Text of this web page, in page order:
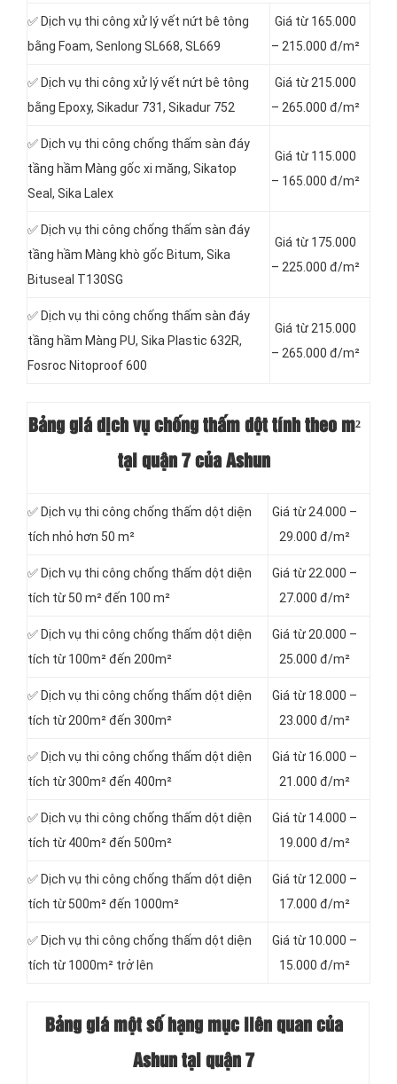
✅ Dịch vụ thi công xử lý vết nứt bê tông
bằng Foam, Senlong SL668, SL669
Giá từ 165.000
– 215.000 đ/m²
✅ Dịch vụ thi công xử lý vết nứt bê tông
bằng Epoxy, Sikadur 731, Sikadur 752
Giá từ 215.000
– 265.000 đ/m²
✅ Dịch vụ thi công chống thấm sàn đáy
tầng hầm Màng gốc xi măng, Sikatop
Seal, Sika Lalex
Giá từ 115.000
– 165.000 đ/m²
✅ Dịch vụ thi công chống thấm sàn đáy
tầng hầm Màng khò gốc Bitum, Sika
Bituseal T130SG
Giá từ 175.000
– 225.000 đ/m²
✅ Dịch vụ thi công chống thấm sàn đáy
tầng hầm Màng PU, Sika Plastic 632R,
Fosroc Nitoproof 600
Giá từ 215.000
– 265.000 đ/m²
Bảng giá dịch vụ chống thấm dột tính theo m²
tại quận 7 của Ashun
✅ Dịch vụ thi công chống thấm dột diện
tích nhỏ hơn 50 m²
Giá từ 24.000 –
29.000 đ/m²
✅ Dịch vụ thi công chống thấm dột diện
tích từ 50 m² đến 100 m²
Giá từ 22.000 –
27.000 đ/m²
✅ Dịch vụ thi công chống thấm dột diện
tích từ 100m² đến 200m²
Giá từ 20.000 –
25.000 đ/m²
✅ Dịch vụ thi công chống thấm dột diện
tích từ 200m² đến 300m²
Giá từ 18.000 –
23.000 đ/m²
✅ Dịch vụ thi công chống thấm dột diện
tích từ 300m² đến 400m²
Giá từ 16.000 –
21.000 đ/m²
✅ Dịch vụ thi công chống thấm dột diện
tích từ 400m² đến 500m²
Giá từ 14.000 –
19.000 đ/m²
✅ Dịch vụ thi công chống thấm dột diện
tích từ 500m² đến 1000m²
Giá từ 12.000 –
17.000 đ/m²
✅ Dịch vụ thi công chống thấm dột diện
tích từ 1000m² trở lên
Giá từ 10.000 –
15.000 đ/m²
Bảng giá một số hạng mục liên quan của
Ashun tại quận 7